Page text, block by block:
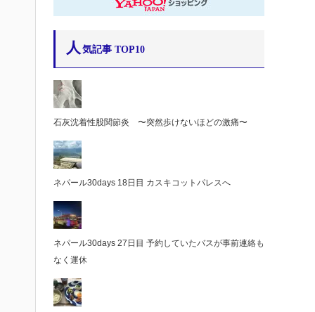
人 気記事 TOP10
石灰沈着性股関節炎 〜突然歩けないほどの激痛〜
ネパール30days 18日目 カスキコットパレスへ
ネパール30days 27日目 予約していたバスが事前連絡も
なく運休